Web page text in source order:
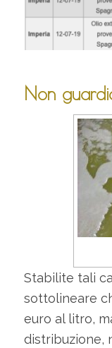
Non
Stabilite tali
sottolineare
euro al litro,
distribuzione,